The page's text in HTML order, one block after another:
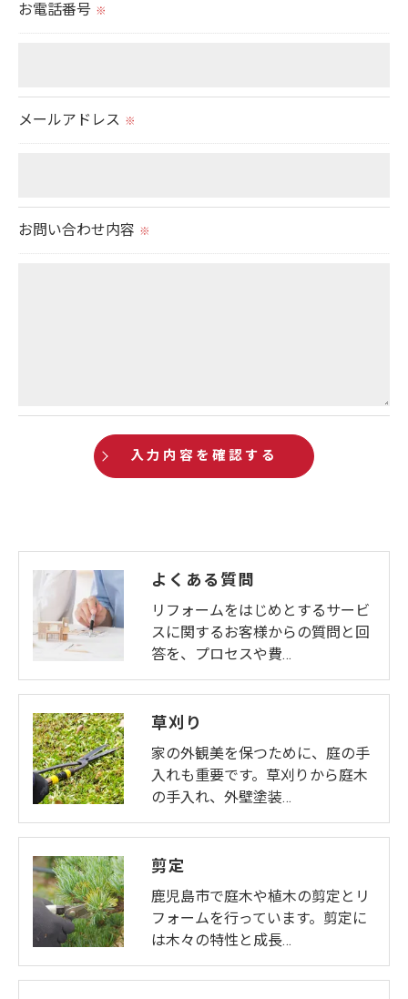
置をとり、適切な監督を行います。
当社では、個人情報の漏洩等がなされないよう、適
切に安全管理対策を実施します。
必要な情報を頂けない場合は、それに対応した当社
のサービスをご提供できない場合がございますので
予めご了承ください。
個人情報の開示･訂正･削除・利用停止の具体的手続
お電話番号 ※
メールアドレス ※
お問い合わせ内容 ※
よくある質問
リフォームをはじめとするサービ
スに関するお客様からの質問と回
答を、プロセスや費…
草刈り
家の外観美を保つために、庭の手
入れも重要です。草刈りから庭木
の手入れ、外壁塗装…
剪定
鹿児島市で庭木や植木の剪定とリ
フォームを行っています。剪定に
は木々の特性と成長…